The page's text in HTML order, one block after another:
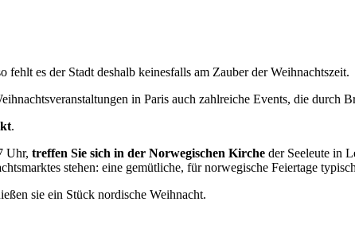
fehlt es der Stadt deshalb keinesfalls am Zauber der Weihnachtszeit.
in Paris auch zahlreiche Events, die durch
.
Uhr, treffen Sie sich in der Norwegischen Kirche der Seeleute in
stehen: eine gemütliche, für norwegische Feiertage
sie ein Stück nordische Weihnacht.